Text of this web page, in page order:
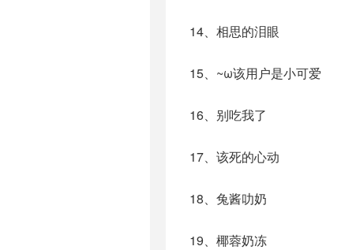
14、相思的泪眼
15、~ω该用户是小可爱
16、别吃我了
17、该死的心动
18、兔酱叻奶
19、椰蓉奶冻